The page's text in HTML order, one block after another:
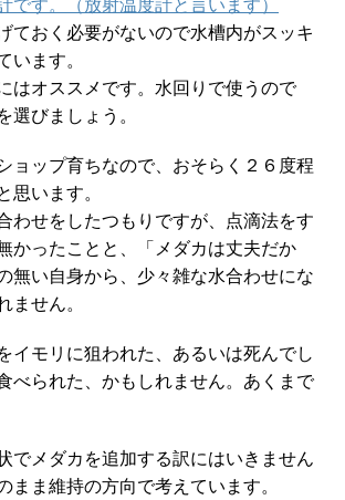
です。（放射温度計と言います）
ておく必要がないので水槽内がスッキ
います。
はオススメです。水回りで使うので
選びましょう。
ョップ育ちなので、おそらく２６度程
思います。
わせをしたつもりですが、点滴法をす
かったことと、「メダカは丈夫だか
無い自身から、少々雑な水合わせにな
ません。
イモリに狙われた、あるいは死んでし
べられた、かもしれません。あくまで
でメダカを追加する訳にはいきません
まま維持の方向で考えています。